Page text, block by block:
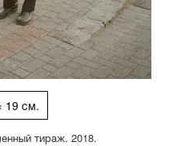
19 см.
тираж. 2018.